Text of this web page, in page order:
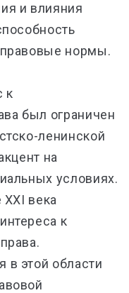
и влияния
нормы.
к
был ограничен
ленинской
на
условиях.
века
к
этой области